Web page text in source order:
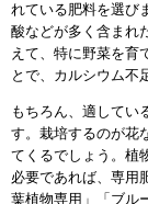
れている肥料を選び
酸などが多く含まれ
えて、特に野菜を育
とで、カルシウム不
もちろん、適してい
す。栽培するのが花
てくるでしょう。植
必要であれば、専用
葉植物専用」「ブル